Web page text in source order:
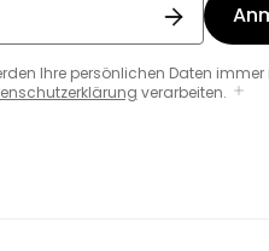
Ihre persönlichen Daten immer
verarbeiten.